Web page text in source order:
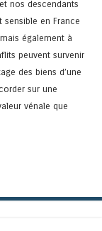
nos descendants
sensible en France
également à
peuvent survenir
des biens d’une
sur une
vénale que